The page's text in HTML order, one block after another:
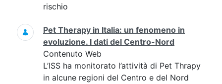
rischio
Pet Therapy in Italia: un fenomeno in
evoluzione. I dati del Centro-Nord
Contenuto Web
L’ISS ha monitorato l’attività di Pet Thrapy
in alcune regioni del Centro e del Nord